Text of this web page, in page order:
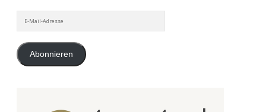
Mail-
Abonnieren